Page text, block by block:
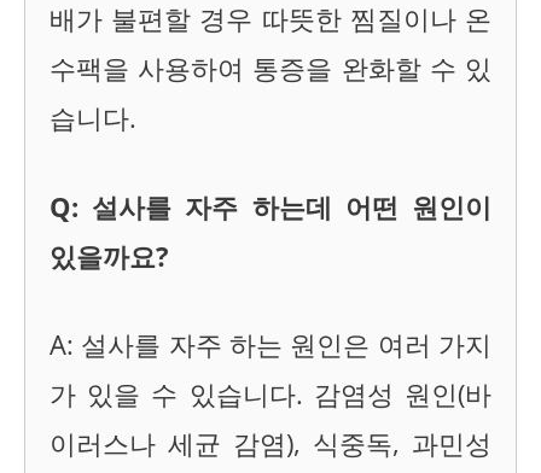
배가 불편할 경우 따뜻한 찜질이나 온
수팩을 사용하여 통증을 완화할 수 있
습니다.
Q: 설사를 자주 하는데 어떤 원인이
있을까요?
A: 설사를 자주 하는 원인은 여러 가지
가 있을 수 있습니다. 감염성 원인(바
이러스나 세균 감염), 식중독, 과민성